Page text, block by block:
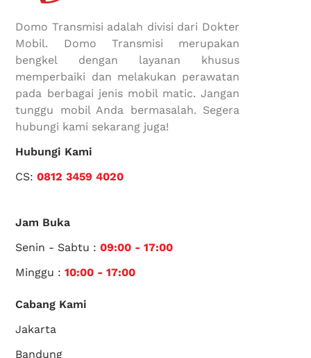
Domo Transmisi adalah divisi dari Dokter
Mobil. Domo Transmisi merupakan
bengkel dengan layanan khusus
memperbaiki dan melakukan perawatan
pada berbagai jenis mobil matic. Jangan
tunggu mobil Anda bermasalah. Segera
hubungi kami sekarang juga!
Hubungi Kami
CS:0812 3459 4020
Jam Buka
Senin - Sabtu :09:00 - 17:00
Minggu :10:00 - 17:00
Cabang Kami
Jakarta
Bandung